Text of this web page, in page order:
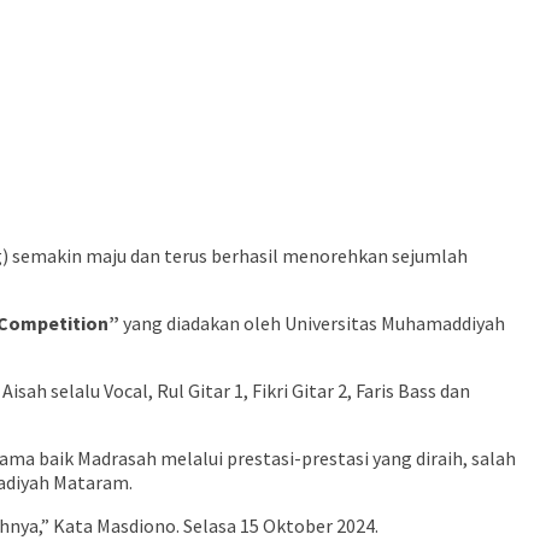
semakin maju dan terus berhasil menorehkan sejumlah
yang diadakan oleh Universitas Muhamaddiyah
selalu Vocal, Rul Gitar 1, Fikri Gitar 2, Faris Bass dan
baik Madrasah melalui prestasi-prestasi yang diraih, salah
Mataram.
Kata Masdiono. Selasa 15 Oktober 2024.